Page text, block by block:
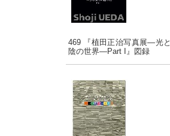
469 『植田正治写真展―光と
陰の世界―Part I』図録